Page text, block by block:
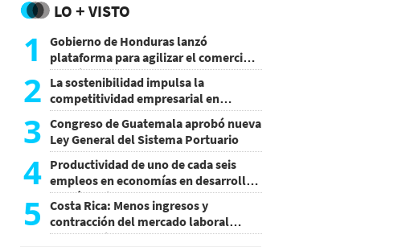
LO + VISTO
1
Gobierno de Honduras lanzó
plataforma para agilizar el comercio
exterior
2 La sostenibilidad impulsa la
competitividad empresarial en
Guatemala
3 Congreso de Guatemala aprobó nueva
Ley General del Sistema Portuario
4 Productividad de uno de cada seis
empleos en economías en desarrollo
podría mejorar por la IA
5
Costa Rica: Menos ingresos y
contracción del mercado laboral
causan baja del consumo